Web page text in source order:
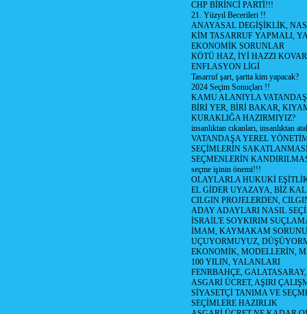
CHP BİRİNCİ PARTİ!!!
21. Yüzyıl Becerileri !!
ANAYASAL DEGİŞİKLİK,
KİM TASARRUF YAPMALI,
EKONOMİK SORUNLAR
KÖTÜ HAZ, İYİ HAZZI
ENFLASYON LİGİ
Tasarruf şart, şartta kim yapacak?
2024 Seçim Sonuçları !!
KAMU ALANIYLA
BİRİ YER, BİRİ BAKAR,
KURAKLIĞA HAZIRMIYIZ?
insanlıktan cıkanları, insanlıktan
VATANDAŞA YEREL
SEÇİMLERİN
SEÇMENLERİN
seçme işinin önemi!!!
OLAYLARLA HUKUKİ
EL GİDER UYAZAYA, BİZ
CILGIN PROJELERDEN,
ADAY ADAYLARI NASIL
İSRAİL'E SOYKIRIM
İMAM, KAYMAKAM SORUNU
UÇUYORMUYUZ,
EKONOMİK, MODELLERİN,
100 YILIN, YALANLARI
FENRBAHÇE,
ASGARİ ÜCRET, AŞIRI
SİYASETÇİ TANIMA VE
SEÇİMLERE HAZIRLIK